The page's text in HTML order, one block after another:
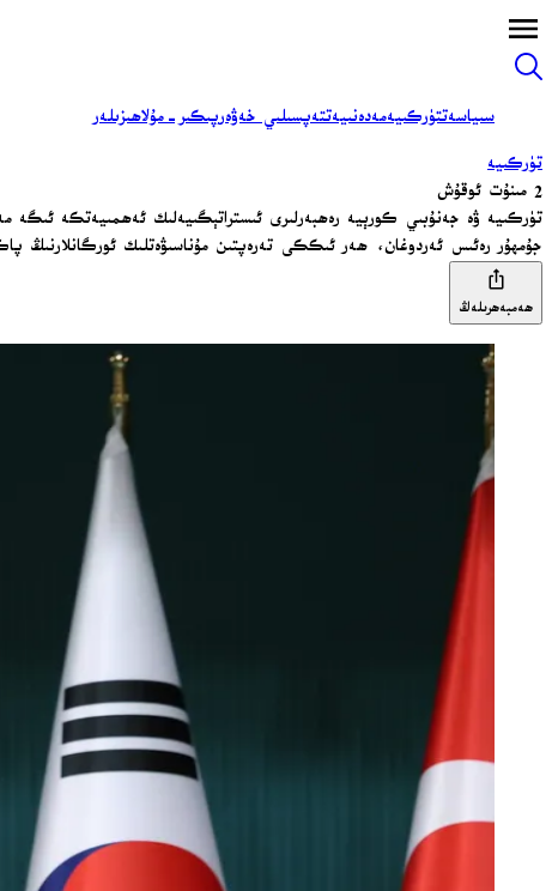
سىياسەتتۈركىيەمەدەنىيەتتەپسىلىي خەۋەرپىكىر-مۇلاھىزىلەر
تۈركىيە
2 مىنۇت ئوقۇش
تۈركىيە ۋە جەنۇبىي كورېيە رەھبەرلىرى ئىستراتېگىيەلىك ئەھمىيەتكە ئىگە
جۇمھۇر رەئىس ئەردوغان، ھەر ئىككى تەرەپتىن مۇناسىۋەتلىك ئورگانلارنىڭ
ھەمبەھرىلەڭ